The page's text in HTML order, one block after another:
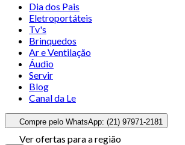
Dia dos Pais
Eletroportáteis
Tv's
Brinquedos
Ar e Ventilação
Áudio
Servir
Blog
Canal da Le
Compre pelo WhatsApp: (21) 97971-2181
Ver ofertas para a região